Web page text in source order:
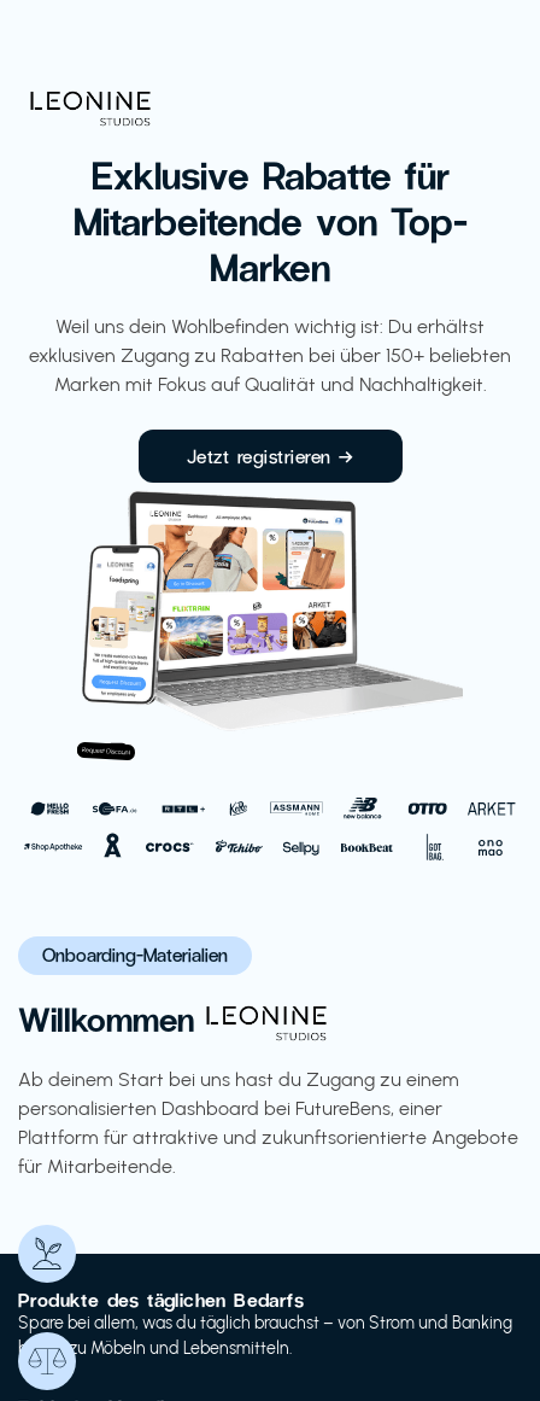
Exklusive Rabatte für
Mitarbeitende von Top-
Marken
Weil uns dein Wohlbefinden wichtig ist: Du erhältst
exklusiven Zugang zu Rabatten bei über 150+ beliebten
Marken mit Fokus auf Qualität und Nachhaltigkeit.
Jetzt registrieren →
Onboarding-Materialien
Willkommen
Ab deinem Start bei uns hast du Zugang zu einem
personalisierten Dashboard bei FutureBens, einer
Plattform für attraktive und zukunftsorientierte Angebote
für Mitarbeitende.
Produkte des täglichen Bedarfs
Spare bei allem, was du täglich brauchst – von Strom und Banking
bis hin zu Möbeln und Lebensmitteln.